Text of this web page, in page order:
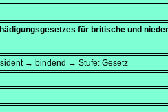
für britische und
→ bindend → Stufe: Gesetz